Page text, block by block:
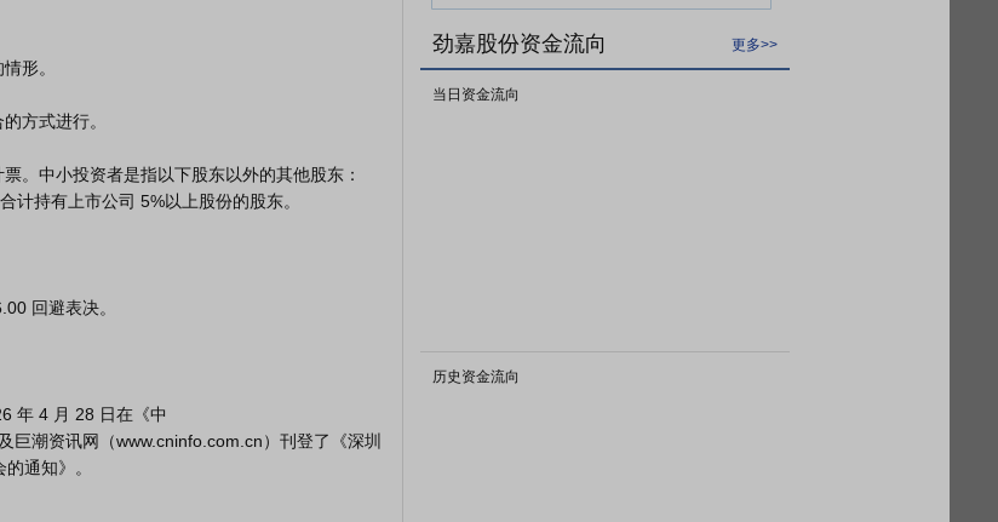
计持有上市公司 5%以上股份的股东。
巨潮资讯网（www.cninfo.com.cn）刊登了《深圳
通知》。
劲嘉股份资金流向 更多>>
当日资金流向
历史资金流向